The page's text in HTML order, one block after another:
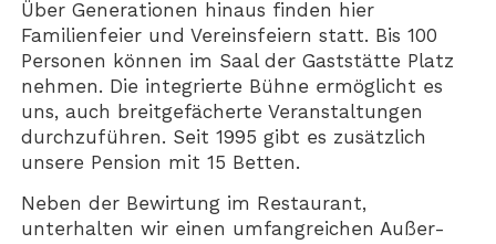
Über Generationen hinaus finden hier
Familienfeier und Vereinsfeiern statt. Bis 100
Personen können im Saal der Gaststätte Platz
nehmen. Die integrierte Bühne ermöglicht es
uns, auch breitgefächerte Veranstaltungen
durchzuführen. Seit 1995 gibt es zusätzlich
unsere Pension mit 15 Betten.
Neben der Bewirtung im Restaurant,
unterhalten wir einen umfangreichen Außer-